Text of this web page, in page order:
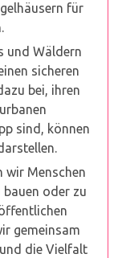
für
und Wäldern
sicheren
bei, ihren
sind, können
wir Menschen
oder zu
gemeinsam
die Vielfalt